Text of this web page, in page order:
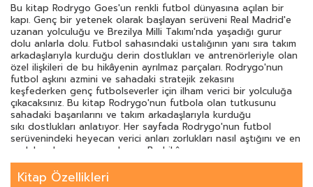
Bu kitap Rodrygo Goes'un renkli futbol dünyasına açılan bir
kapı. Genç bir yetenek olarak başlayan serüveni Real Madrid'e
uzanan yolculuğu ve Brezilya Milli Takımı'nda yaşadığı gurur
dolu anlarla dolu. Futbol sahasındaki ustalığının yanı sıra takım
arkadaşlarıyla kurduğu derin dostlukları ve antrenörleriyle olan
özel ilişkileri de bu hikâyenin ayrılmaz parçaları. Rodrygo'nun
futbol aşkını azmini ve sahadaki stratejik zekasını
keşfederken genç futbolseverler için ilham verici bir yolculuğa
çıkacaksınız. Bu kitap Rodrygo'nun futbola olan tutkusunu
sahadaki başarılarını ve takım arkadaşlarıyla kurduğu
sıkı dostlukları anlatıyor. Her sayfada Rodrygo'nun futbol
serüvenindeki heyecan verici anları zorlukları nasıl aştığını ve en
parlak anlarını yaşayacaksınız. Bu hikâye genç
okuyuculara sadece futbolun değil hayatın da nasıl
oynanacağını gösterecek.
Kitap Özellikleri